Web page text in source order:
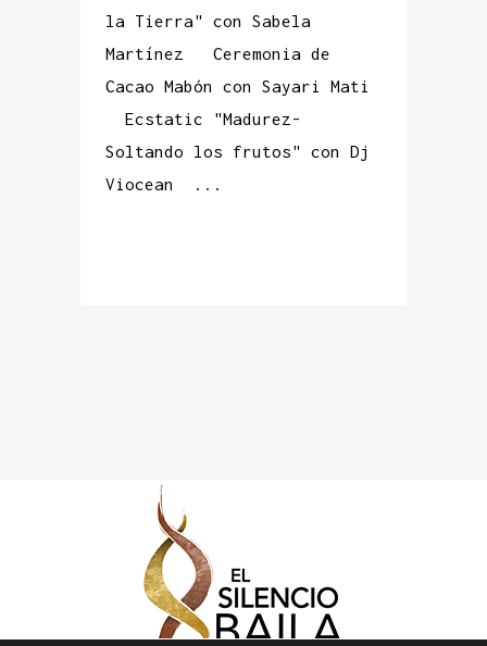
la Tierra" con Sabela
Martínez Ceremonia de
Cacao Mabón con Sayari Mati
Ecstatic "Madurez-
Soltando los frutos" con Dj
Viocean ...